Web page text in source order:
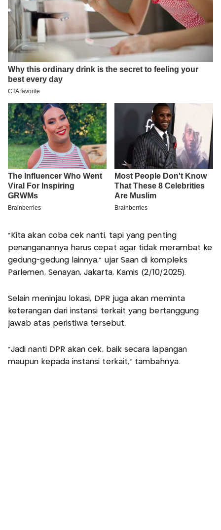
“Kita akan coba cek nanti, tapi yang penting
penanganannya harus cepat agar tidak merambat ke
gedung-gedung lainnya,” ujar Saan di kompleks
Parlemen, Senayan, Jakarta, Kamis (2/10/2025).
Selain meninjau lokasi, DPR juga akan meminta
keterangan dari instansi terkait yang bertanggung
jawab atas peristiwa tersebut.
“Jadi nanti DPR akan cek, baik secara lapangan
maupun kepada instansi terkait,” tambahnya.